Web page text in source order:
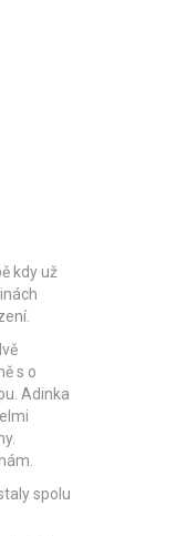
kdy už
s o
Adinka
spolu